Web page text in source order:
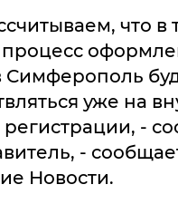
что в
Симферополь
уже на
регистрации, -
-
Новости.